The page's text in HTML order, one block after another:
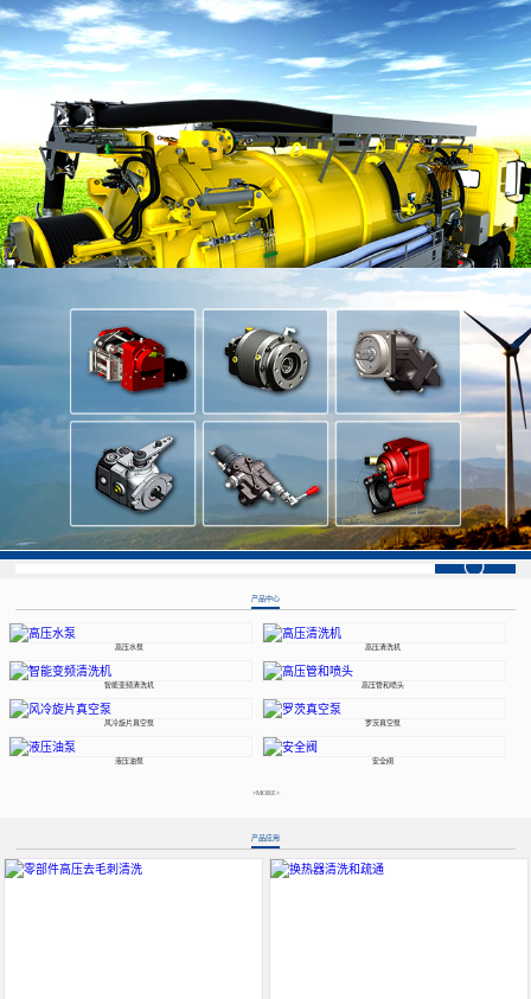
产品中心
高压水泵 高压清洗机
智能变频清洗机 高压管和喷头
风冷旋片真空泵 罗茨真空泵
液压油泵 安全阀
+MORE+
产品应用